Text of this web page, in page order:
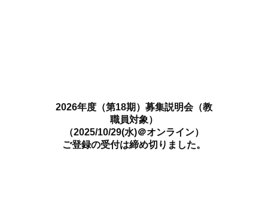
2026年度（第18期）募集説明会（教
職員対象）
（2025/10/29(水)＠オンライン）
ご登録の受付は締め切りました。